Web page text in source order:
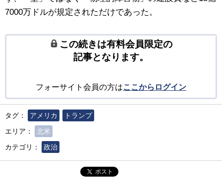
7000万ドルが規定されただけであった。
この続きは有料会員限定の
記事となります。
フォーサイト会員の方はここからログイン
タグ： アメリカ
トランプ
エリア：
北米
カテゴリ：
政治
ポスト